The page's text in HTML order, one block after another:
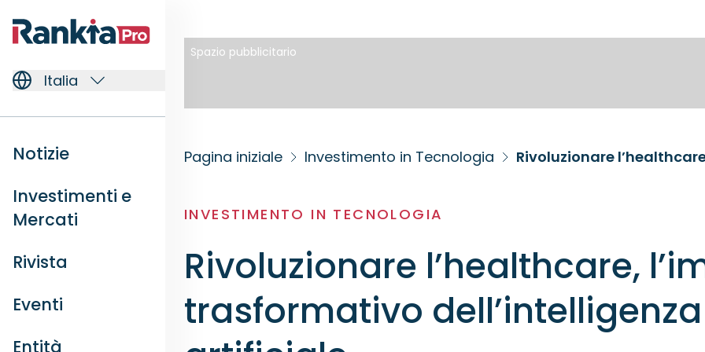
Italia
Notizie
Investimenti e
Mercati
Rivista
Eventi
Entità
Spazio pubblicitario
Pagina iniziale Investimento in Tecnologia
INVESTIMENTO IN TECNOLOGIA
Rivoluzionare l’healthcare,
trasformativo dell’intelligenza